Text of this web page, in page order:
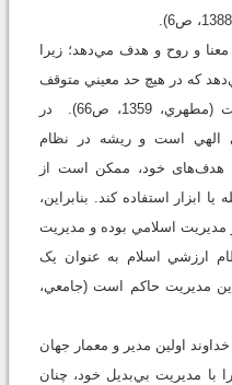
و روح و هدف مي‌دهد؛ زيرا
که در هيچ حد معيني متوقف
نمي‌شود و هميشه رو به پيش است (مطهري، 1359، ص66). در
الهي است و ريشه در نظام
هدف‌های خود، ممکن است از
ابزار استفاده کند. بنابراین،
مديريت اسلامي بوده و مديريت
ارزشي اسلام به عنوان يک
مديريت حاکم است (جامعي،
اولين مدير و معمار جهان
مديريت بي‌بديل خود، چنان